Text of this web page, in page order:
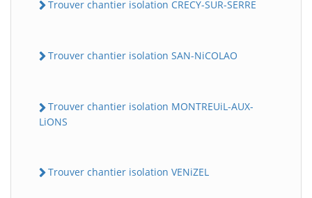
Trouver chantier isolation CRECY-SUR-SERRE
Trouver chantier isolation SAN-NiCOLAO
Trouver chantier isolation MONTREUiL-AUX-
LiONS
Trouver chantier isolation VENiZEL